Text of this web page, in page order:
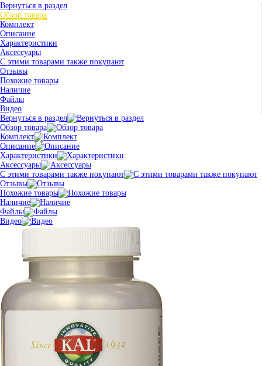
Вернуться в раздел
Обзор товара
Комплект
Описание
Характеристики
Аксессуары
С этими товарами также покупают
Отзывы
Похожие товары
Наличие
Файлы
Видео
Вернуться в раздел
Обзор товара
Комплект
Описание
Характеристики
Аксессуары
С этими товарами также покупают
Отзывы
Похожие товары
Наличие
Файлы
Видео